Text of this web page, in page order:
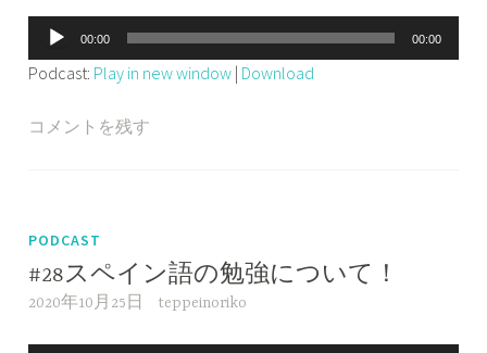
声
プ
ー
00:00 00:00
Podcast: Play in new window | Download
コメントを残す
PODCAST
#28スペイン語の勉強について！
2020年10月25日 teppeinoriko